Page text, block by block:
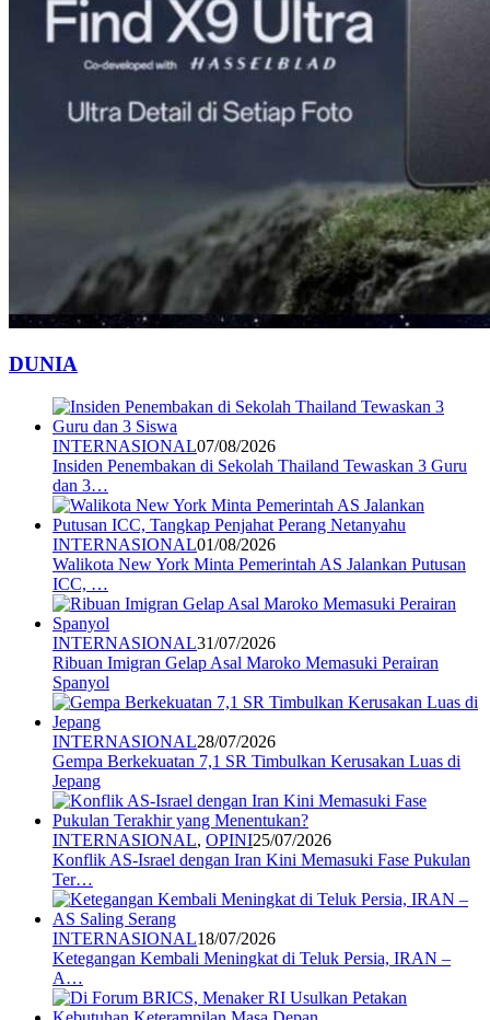
DUNIA
INTERNASIONAL07/08/2026
Insiden Penembakan di Sekolah Thailand Tewaskan 3 Guru
dan 3…
INTERNASIONAL01/08/2026
Walikota New York Minta Pemerintah AS Jalankan Putusan
ICC, …
INTERNASIONAL31/07/2026
Ribuan Imigran Gelap Asal Maroko Memasuki Perairan
Spanyol
INTERNASIONAL28/07/2026
Gempa Berkekuatan 7,1 SR Timbulkan Kerusakan Luas di
Jepang
INTERNASIONAL, OPINI25/07/2026
Konflik AS-Israel dengan Iran Kini Memasuki Fase Pukulan
Ter…
INTERNASIONAL18/07/2026
Ketegangan Kembali Meningkat di Teluk Persia, IRAN –
A…